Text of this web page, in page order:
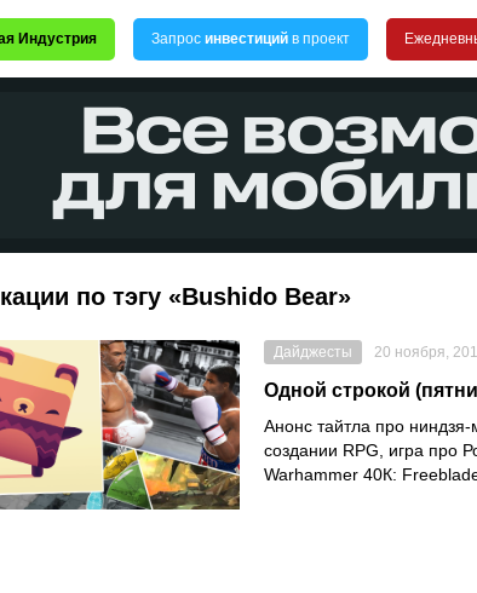
Индустрия Запрос инвестиций в проект
по тэгу «Bushido Bear»
Дайджесты 20 ноября,
Одной строкой
Анонс тайтла про
создании RPG, игра про
Warhammer 40К: